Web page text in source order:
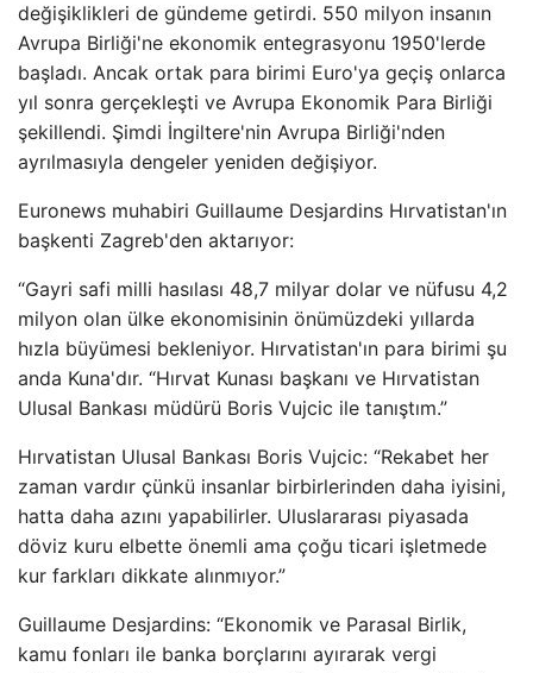
değişiklikleri de gündeme getirdi. 550 milyon insanın
Avrupa Birliği'ne ekonomik entegrasyonu 1950'lerde
başladı. Ancak ortak para birimi Euro'ya geçiş onlarca
yıl sonra gerçekleşti ve Avrupa Ekonomik Para Birliği
şekillendi. Şimdi İngiltere'nin Avrupa Birliği'nden
ayrılmasıyla dengeler yeniden değişiyor.
Euronews muhabiri Guillaume Desjardins Hırvatistan'ın
başkenti Zagreb'den aktarıyor:
“Gayri safi milli hasılası 48,7 milyar dolar ve nüfusu 4,2
milyon olan ülke ekonomisinin önümüzdeki yıllarda
hızla büyümesi bekleniyor. Hırvatistan'ın para birimi şu
anda Kuna'dır. “Hırvat Kunası başkanı ve Hırvatistan
Ulusal Bankası müdürü Boris Vujcic ile tanıştım.”
Hırvatistan Ulusal Bankası Boris Vujcic: “Rekabet her
zaman vardır çünkü insanlar birbirlerinden daha iyisini,
hatta daha azını yapabilirler. Uluslararası piyasada
döviz kuru elbette önemli ama çoğu ticari işletmede
kur farkları dikkate alınmıyor.”
Guillaume Desjardins: “Ekonomik ve Parasal Birlik,
kamu fonları ile banka borçlarını ayırarak vergi